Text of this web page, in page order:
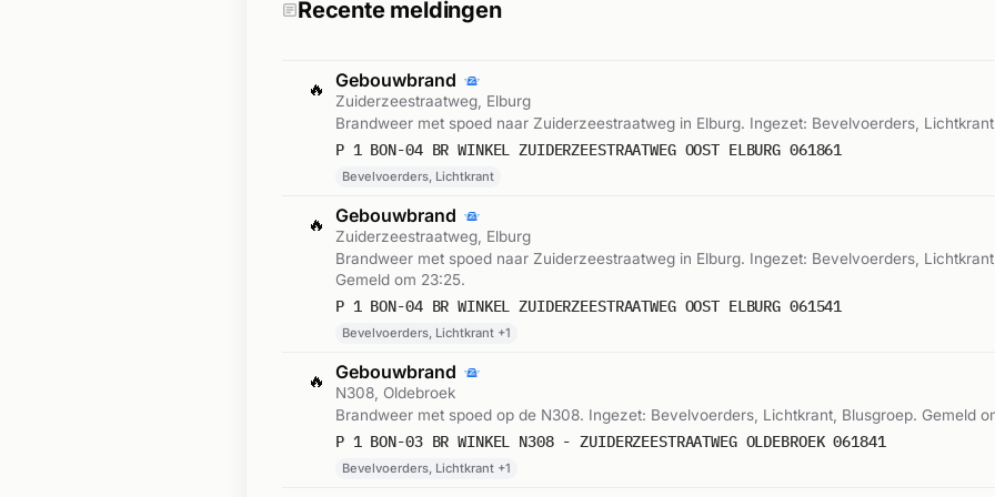
Recente meldingen
🔥 Gebouwbrand
Zuiderzeestraatweg, Elburg
Brandweer met spoed naar Zuiderzeestraatweg in Elburg. Ingezet: Bevelvoerders,
P 1 BON-04 BR WINKEL ZUIDERZEESTRAATWEG OOST ELBURG 061861
Bevelvoerders, Lichtkrant
🔥 Gebouwbrand
Zuiderzeestraatweg, Elburg
Brandweer met spoed naar Zuiderzeestraatweg in Elburg. Ingezet: Bevelvoerders,
Gemeld om 23:25.
P 1 BON-04 BR WINKEL ZUIDERZEESTRAATWEG OOST ELBURG 061541
Bevelvoerders, Lichtkrant +1
🔥 Gebouwbrand
N308, Oldebroek
Brandweer met spoed op de N308. Ingezet: Bevelvoerders, Lichtkrant, Blusgroep. Gemeld
P 1 BON-03 BR WINKEL N308 - ZUIDERZEESTRAATWEG OLDEBROEK 061841
Bevelvoerders, Lichtkrant +1